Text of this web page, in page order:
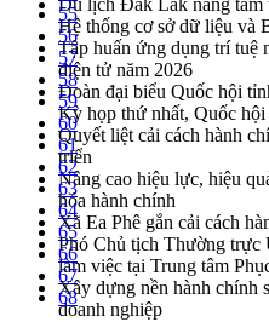
Du lịch Đắk Lắk nâng tầm
Hệ thống cơ sở dữ liệu và
Tập huấn ứng dụng trí tuệ
điện tử năm 2026
Đoàn đại biểu Quốc hội
Kỳ họp thứ nhất, Quốc
Quyết liệt cải cách hành
triển
Nâng cao hiệu lực, hiệu
hóa hành chính
Xã Ea Phê gắn cải cách
Phó Chủ tịch Thường
làm việc tại Trung tâm
Xây dựng nền hành chính
doanh nghiệp
55
56
57
58
59
60
61
62
63
64
65
66
67
68